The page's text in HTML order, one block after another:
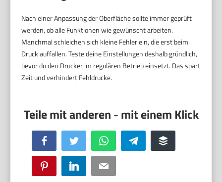
Nach einer Anpassung der Oberfläche sollte immer geprüft
werden, ob alle Funktionen wie gewünscht arbeiten.
Manchmal schleichen sich kleine Fehler ein, die erst beim
Druck auffallen. Teste deine Einstellungen deshalb gründlich,
bevor du den Drucker im regulären Betrieb einsetzt. Das spart
Zeit und verhindert Fehldrucke.
Facebook Twitter WhatsApp Telegram Buffer
Pinterest LinkedIn Email